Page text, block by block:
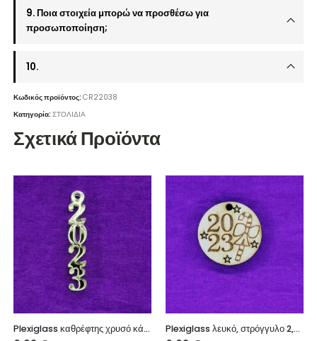
9. Ποια στοιχεία μπορώ να προσθέσω για
προσωποποίηση;
10.
Κωδικός προϊόντος:CR22038
Κατηγορία:ΣΤΟΛΙΔΙΑ
Σχετικά Προϊόντα
Plexiglass καθρέφτης χρυσό κάθετο 3 εκ. Plexiglass λευκό, στρόγγυλο 2,5 εκ.